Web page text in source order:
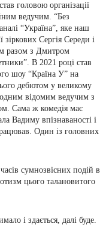
головою організації
ведучим. “Без
“Україна”, яке наш
Сергія Середи і
разом з Дмитром
В 2021 році став
шоу “Країна У” на
дебютом у великому
відомим ведучим з
Сама ж комедія має
Вадиму впізнаваності і
Один із головних
сумнозвісних подій в
цього талановитого
і здається, далі буде.